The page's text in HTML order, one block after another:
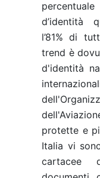
d’identità
l’81% di
trend è
d'identità
protette e
Italia vi
cartacee